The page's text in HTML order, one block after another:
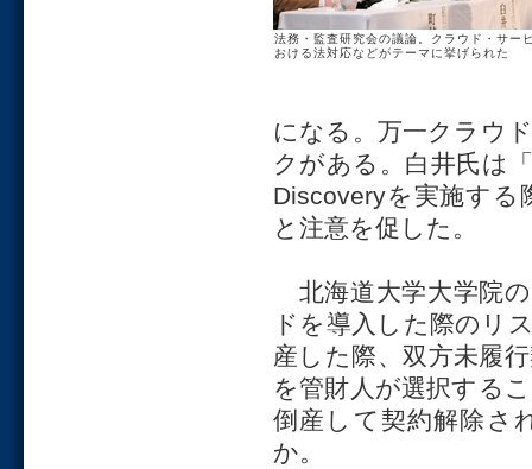
法務・監査研究会の議論。クラウド・サー
おける法対応などがテーマに挙げられた
になる。万一クラウ
クがある。白井氏は
Discoveryを実施す
と注意を促した。
北海道大学大学院
ドを導入した際のリ
産した際、双方未履
を管財人が選択する
倒産して契約解除さ
か。